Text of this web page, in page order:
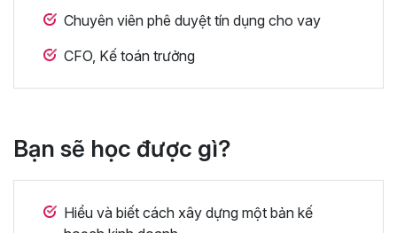
Chuyên viên phê duyệt tín dụng cho vay
CFO, Kế toán trưởng
Bạn sẽ học được gì?
Hiểu và biết cách xây dựng một bản kế